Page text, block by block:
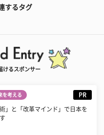
するタグ
けるスポンサー
を考える PR
術」と「改革マインド」で日本を